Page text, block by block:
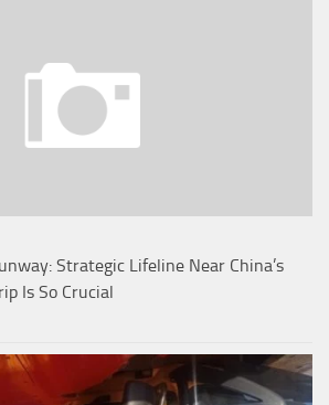
Strategic Lifeline Near China’s
Is So Crucial